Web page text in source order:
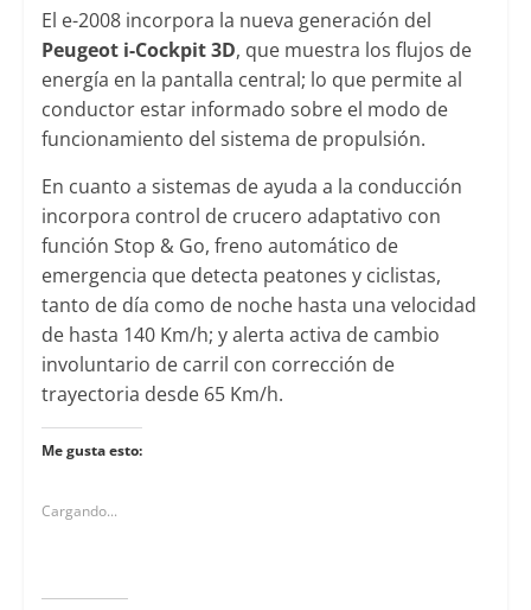
El e-2008 incorpora la nueva generación del
Peugeot i-Cockpit 3D, que muestra los flujos de
energía en la pantalla central; lo que permite al
conductor estar informado sobre el modo de
funcionamiento del sistema de propulsión.
En cuanto a sistemas de ayuda a la conducción
incorpora control de crucero adaptativo con
función Stop & Go, freno automático de
emergencia que detecta peatones y ciclistas,
tanto de día como de noche hasta una velocidad
de hasta 140 Km/h; y alerta activa de cambio
involuntario de carril con corrección de
trayectoria desde 65 Km/h.
Me gusta esto:
Cargando...